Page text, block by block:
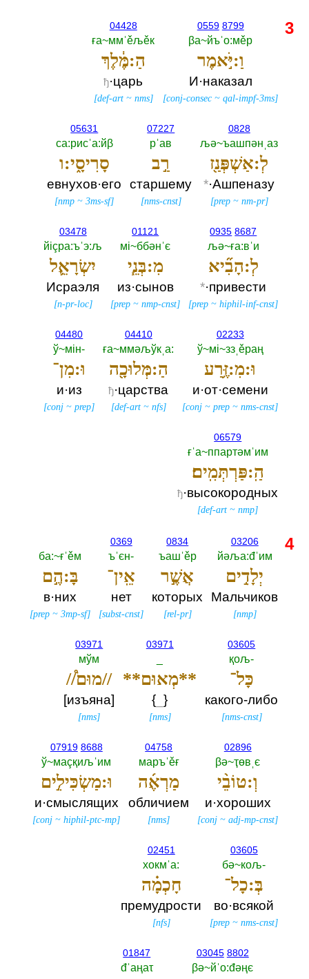
0559 8799
βа~йъˈо:мěр
וַ:יֹּ֣אמֶר
И·наказал
[conj-consec ~qal-impf-3ms]
04428
ға~ммˈěљěк
הַ:מֶּ֔לֶךְ
ђ·царь
[def-art~ nms]
0828
љә~ъашпәнˌаз
לְ:אַשְׁפְּנַ֖ז
*·Ашпеназу
[prep~ nm-pr]
07227
рˈав
רַ֣ב
старшему
[nms-cnst]
05631
са:рисˈа:йβ
סָרִיסָ֑י:ו
евнухов·его
[nmp ~3ms-sf]
0935 8687
љә~ға:вˈи
לְ:הָבִ֞יא
*·привести
[prep ~hiphil-inf-cnst]
01121
мi~ббәнˈє
מִ:בְּנֵ֧י
из·сынов
[prep ~nmp-cnst]
03478
йiçра:ъˈэ:љ
יִשְׂרָאֵ֛ל
Исраэля
[n-pr-loc]
02233
ў~мi~ззˌěраң
וּ:מִ:זֶּ֥רַע
и·от·семени
[conj ~prep ~nms-cnst]
04410
ға~ммәљўкˌа:‎
הַ:מְּלוּכָ֖ה
ђ·царства
[def-art~ nfs]
04480
ў~мiн-‎
וּ:מִן־
и·из
[conj ~prep]
06579
ғˈа~ппартәмˈим
הַֽ:פַּרְתְּמִֽים׃
ђ·высокородных
[def-art ~nmp]
3
03206
йәља:đˈим
יְלָדִ֣ים
Мальчиков
[nmp]
0834
ъашˈěр
אֲשֶׁ֣ר
которых
[rel-pr]
0369
ъˈєн-‎
אֵֽין־
нет
[subst-cnst]
ба:~ғˈěм
בָּ:הֶ֣ם
в·них
[prep ~3mp-sf]
03605
қољ-‎
כָּל־
какого-либо
[nms-cnst]
03971
**מְאוּם**
{ _}
[nms]
03971
мўм
//מוּם֩//
[изъяна]
[nms]
02896
βә~ҭөвˌє
וְ:טוֹבֵ֨י
и·хороших
[conj ~adj-mp-cnst]
04758
маръˈěғ
מַרְאֶ֜ה
обличием
[nms]
07919 8688
ў~маçқиљˈим
וּ:מַשְׂכִּילִ֣ים
и·смыслящих
[conj ~hiphil-ptc-mp]
03605
бә~кољ-‎
בְּ:כָל־
во·всякой
[prep ~nms-cnst]
02451
хокмˈа:‎
חָכְמָ֗ה
премудрости
[nfs]
03045 8802
βә~йˈо:đәңє
01847
đˈаңаτ
4